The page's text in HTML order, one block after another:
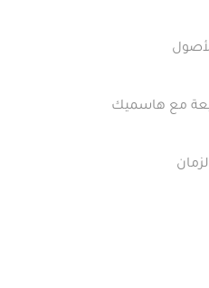
مع هاسميك